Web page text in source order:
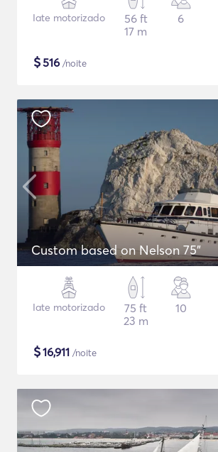
Iate motorizado
56 ft
17 m
6
$516 /noite
Custom based on Nelson 75"
Iate motorizado
75 ft
23 m
10
$16,911 /noite